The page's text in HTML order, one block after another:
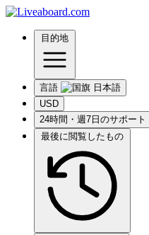
目的地
言語
USD
24時間・週7日のサポート
最後に閲覧したもの